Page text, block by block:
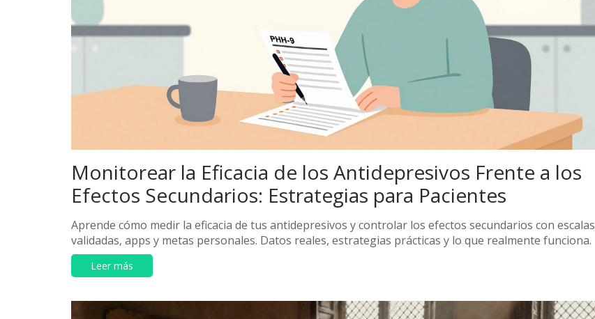
Monitorear la Eficacia de los Antidepresivos Frente a los
Efectos Secundarios: Estrategias para Pacientes
Aprende cómo medir la eficacia de tus antidepresivos y controlar los efectos secundarios con escalas
validadas, apps y metas personales. Datos reales, estrategias prácticas y lo que realmente funciona.
Leer más